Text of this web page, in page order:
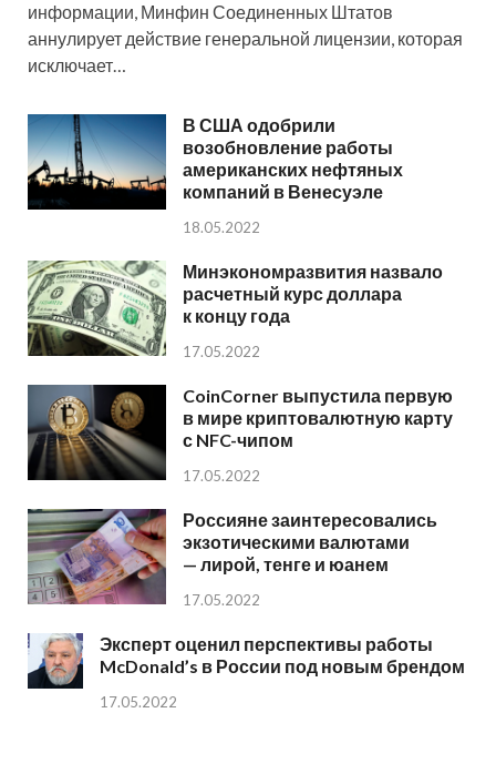
информации, Минфин Соединенных Штатов
аннулирует действие генеральной лицензии, которая
исключает…
В США одобрили
возобновление работы
американских нефтяных
компаний в Венесуэле
18.05.2022
Минэкономразвития назвало
расчетный курс доллара
к концу года
17.05.2022
CoinCorner выпустила первую
в мире криптовалютную карту
с NFC-чипом
17.05.2022
Россияне заинтересовались
экзотическими валютами
— лирой, тенге и юанем
17.05.2022
Эксперт оценил перспективы работы
McDonald’s в России под новым брендом
17.05.2022